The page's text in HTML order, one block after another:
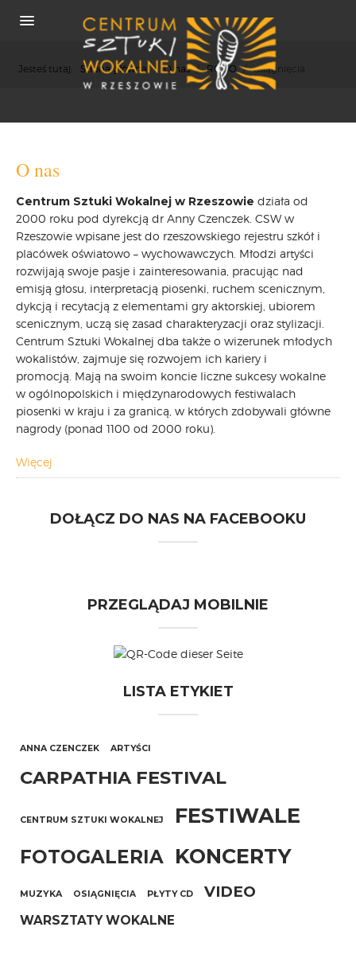
REKRUTACJA
OSIĄGNIĘCIA
KONCERTY
PRASA
POLITYKA COOKIES
RODO
REKRUTACJA
FESTIWALE
CARPATHIA FESTIVAL
FESTIWAL PATRIOTYCZNY
WYDARZENIA
PŁYTY CD
MULTIMEDIA
GALERIA
Jesteś tutaj: Strona główna / O nas / RODO / osiągnięcia
O nas
Centrum Sztuki Wokalnej w Rzeszowie działa od
2000 roku pod dyrekcją dr Anny Czenczek. CSW w
Rzeszowie wpisane jest do rzeszowskiego rejestru szkół i
placówek oświatowo – wychowawczych. Młodzi artyści
rozwijają swoje pasje i zainteresowania, pracując nad
emisją głosu, interpretacją piosenki, ruchem scenicznym,
dykcją i recytacją z elementami gry aktorskiej, ubiorem
scenicznym, uczą się zasad charakteryzacji oraz stylizacji.
Centrum Sztuki Wokalnej dba także o wizerunek młodych
wokalistów, zajmuje się rozwojem ich kariery i
promocją. Mają na swoim koncie liczne sukcesy wokalne
w ogólnopolskich i międzynarodowych festiwalach
piosenki w kraju i za granicą, w których zdobywali główne
nagrody (ponad 1100 od 2000 roku).
Więcej
DOŁĄCZ DO NAS NA FACEBOOKU
PRZEGLĄDAJ MOBILNIE
LISTA ETYKIET
ANNA CZENCZEK ARTYŚCI
CARPATHIA FESTIVAL
CENTRUM SZTUKI WOKALNEJ FESTIWALE
FOTOGALERIA KONCERTY
MUZYKA OSIĄGNIĘCIA PŁYTY CD VIDEO
WARSZTATY WOKALNE